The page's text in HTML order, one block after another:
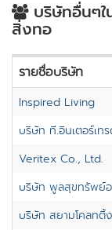
บริษัทอื่นๆใ
สิ่งทอ
รายชื่อบริษัท
Inspired Living
บริษัท ที.อินเตอร์เท
Veritex Co., Ltd.
บริษัท พูลสุขทรัพย์
บริษัท สยามโคลทติ้